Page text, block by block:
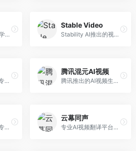
生数科技与清华大学联合研发的AI视频生成大模型。面向视频创作者和内容生产者，支持文生视频、图生视频，视频质量高，物理运动理解准确，国产视频生成领先工具。
Stable Video
Stability AI推出的视频生成模型，开源可部署。面向开发者和专业创作者，支持视频生成、视频编辑等功能，开源生态完善，定制化程度高。
AI视频创作工具，专注于智能剪辑和视频生成。面向视频创作者，提供智能剪辑、视频生成、特效添加等功能，剪辑效率高，适合快节奏内容生产。
腾讯混元AI视频
腾讯推出的AI视频生成工具，基于混元大模型。面向腾讯生态用户和内容创作者，支持文生视频、视频编辑等功能，与腾讯产品生态深度整合。
AI视频生成工具，专注于高质量视频内容创作。面向视频创作者和营销人员，支持文生视频、视频编辑等功能，视频效果逼真，适合商业应用。
云幕同声
专业AI视频翻译平台，支持视频多语言配音和字幕生成。面向跨境电商和内容出海从业者，提供视频翻译、配音、字幕生成等服务，多语言支持完善。